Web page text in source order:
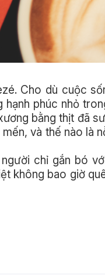
Cho dù cuộc
phúc nhỏ
bằng thịt đã
và thế nào là
chỉ gắn bó
không bao giờ